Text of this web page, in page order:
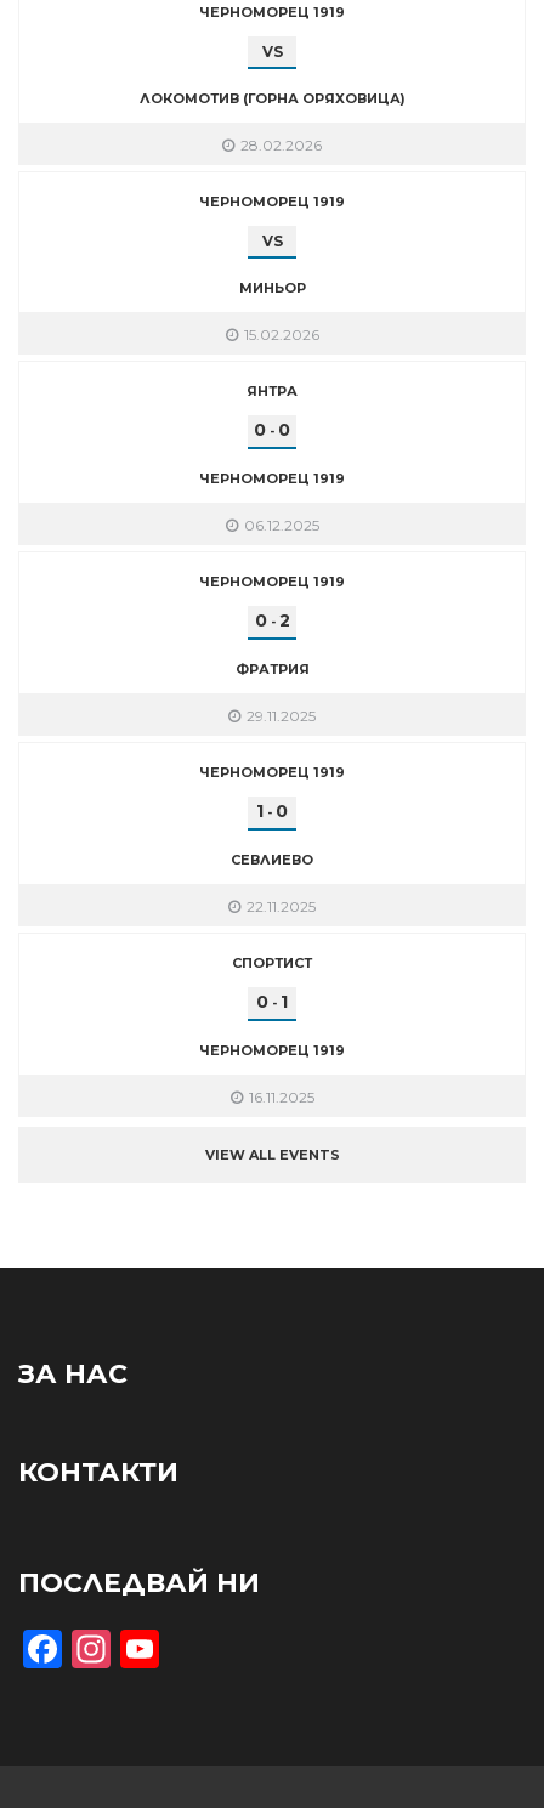
ЧЕРНОМОРЕЦ 1919
VS
ЛОКОМОТИВ (ГОРНА ОРЯХОВИЦА)
28.02.2026
ЧЕРНОМОРЕЦ 1919
VS
МИНЬОР
15.02.2026
ЯНТРА
0 - 0
ЧЕРНОМОРЕЦ 1919
06.12.2025
ЧЕРНОМОРЕЦ 1919
0- 2
ФРАТРИЯ
29.11.2025
ЧЕРНОМОРЕЦ 1919
1 - 0
СЕВЛИЕВО
22.11.2025
СПОРТИСТ
0 - 1
ЧЕРНОМОРЕЦ 1919
16.11.2025
VIEW ALL EVENTS
ЗА НАС
КОНТАКТИ
ПОСЛЕДВАЙ НИ
Facebook
Instagram